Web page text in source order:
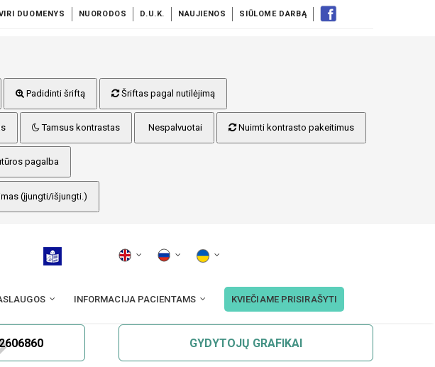
DUOMENYS NUORODOS D.U.K. NAUJIENOS SIŪLOME DARBĄ
Padidinti šriftą Šriftas pagal nutilėjimą
Tamsus kontrastas Nespalvuotai Nuimti kontrasto pakeitimus
pagalba
(įjungti/išjungti.)
INFORMACIJA PACIENTAMS KVIEČIAME PRISIRAŠYTI
GYDYTOJŲ GRAFIKAI